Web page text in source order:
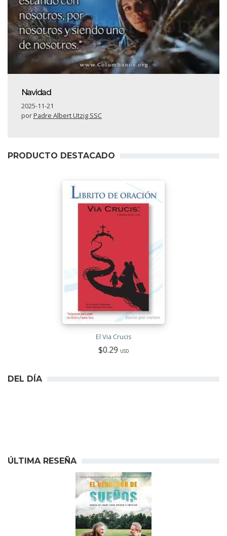
Navidad
2025-11-21
porPadre Albert Utzig SSC
PRODUCTO DESTACADO
El Via Crucis
$0.29 USD
DEL DÍA
ÚLTIMA RESEÑA